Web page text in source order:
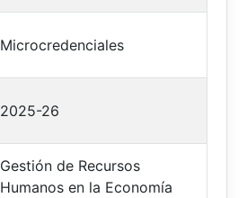
Microcredenciales
2025-26
Gestión de Recursos
Humanos en la Economía